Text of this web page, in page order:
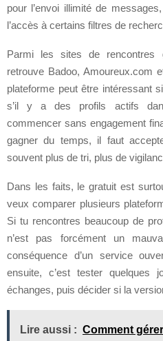
pour l’envoi illimité de
l’accès à certains filtres de
Parmi les sites de rencontres
retrouve Badoo, Amoureux.com
plateforme peut être intéressant
s’il y a des profils actifs
commencer sans engagement
gagner du temps, il faut
souvent plus de tri, plus de
Dans les faits, le gratuit est
veux comparer plusieurs
Si tu rencontres beaucoup de
n’est pas forcément un
conséquence d’un service
ensuite, c’est tester quelques
échanges, puis décider si la
Lire aussi : Comment